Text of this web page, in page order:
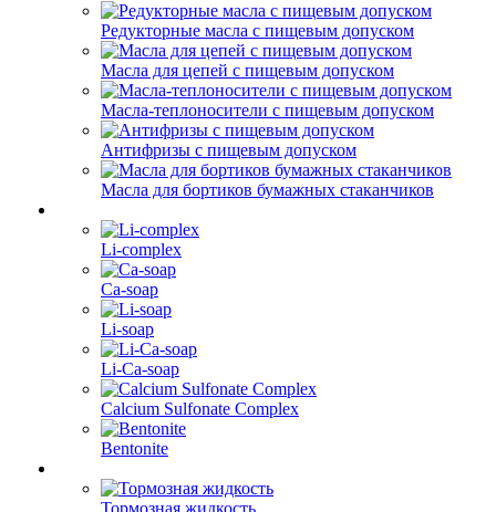
Редукторные масла с пищевым допуском
Масла для цепей с пищевым допуском
Масла-теплоносители с пищевым допуском
Антифризы с пищевым допуском
Масла для бортиков бумажных стаканчиков
Li-complex
Ca-soap
Li-soap
Li-Ca-soap
Calcium Sulfonate Complex
Bentonite
Тормозная жидкость